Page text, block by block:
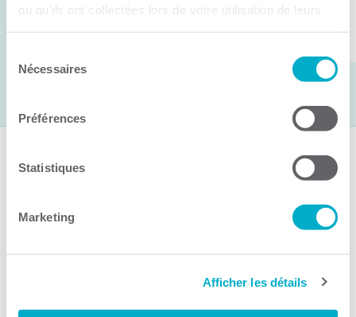
ou qu'ils ont collectées lors de votre utilisation de leurs
Nécessaires
Préférences
Statistiques
Marketing
Afficher les détails
Suivez-nous